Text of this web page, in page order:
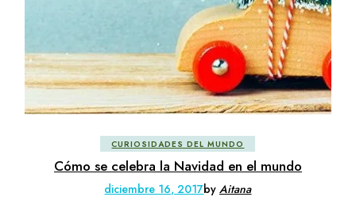
CURIOSIDADES DEL MUNDO
Cómo se celebra la Navidad en el mundo
diciembre 16, 2017byAitana